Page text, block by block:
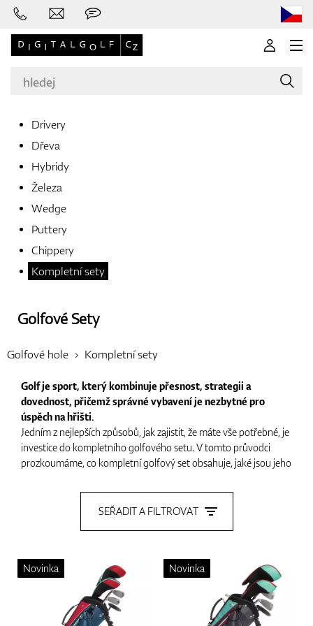
Boty
Drivery
Dřeva
Hybridy
Železa
Wedge
Puttery
Chippery
Kompletní sety
Golfové Sety
Golfové hole Kompletní sety
Golf je sport, který kombinuje přesnost, strategii a
dovednost, přičemž správné vybavení je nezbytné pro
úspěch na hřišti.
Jedním z nejlepších způsobů, jak zajistit, že máte vše potřebné, je
investice do kompletního golfového setu. V tomto průvodci
prozkoumáme, co kompletní golfový set obsahuje, jaké jsou jeho
dovedností a herního stylu.
konkrétní obsah může lišit, většina kompletních setů obsahuje:
: Nejdelší hůl v tašce, která se používá na odpaly z tee na
jamkách par 4 a 5.
Dřeva (Fairway Woods)
Zpravidla zahrnují 3-dřevo a 5-dřevo,
SEŘADIT A FILTROVAT
Novinka Novinka